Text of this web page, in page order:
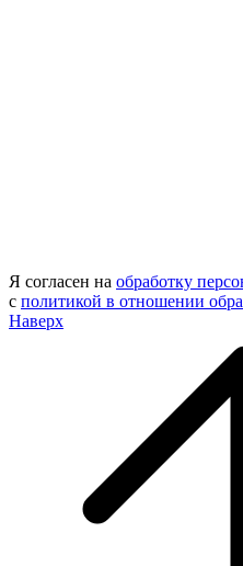
Я согласен на обработку
с политикой в отношении
Наверх